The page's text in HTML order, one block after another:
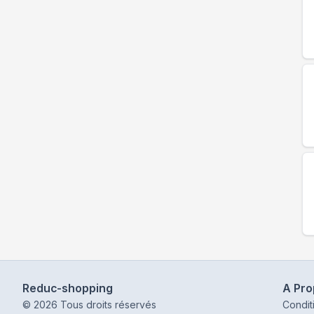
Reduc-shopping
© 2026 Tous droits réservés
A